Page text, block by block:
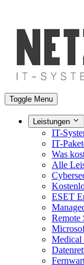
Toggle Menu
Leistungen
IT-
IT-
Was
Alle
ESET
Remote
Medical